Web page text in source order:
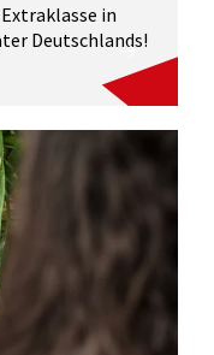
in
Deutschlands!